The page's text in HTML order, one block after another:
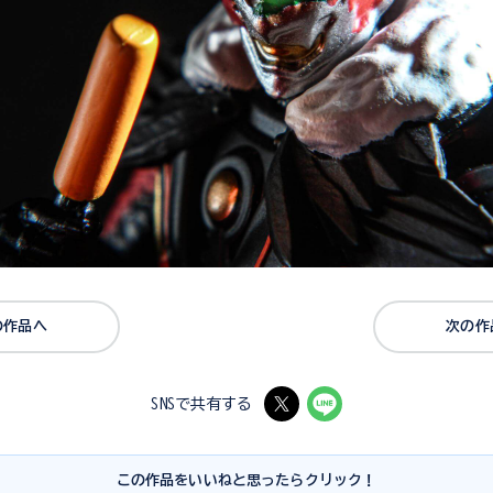
作品へ 次の作
SNSで共有する
この作品をいいねと思ったらクリック！